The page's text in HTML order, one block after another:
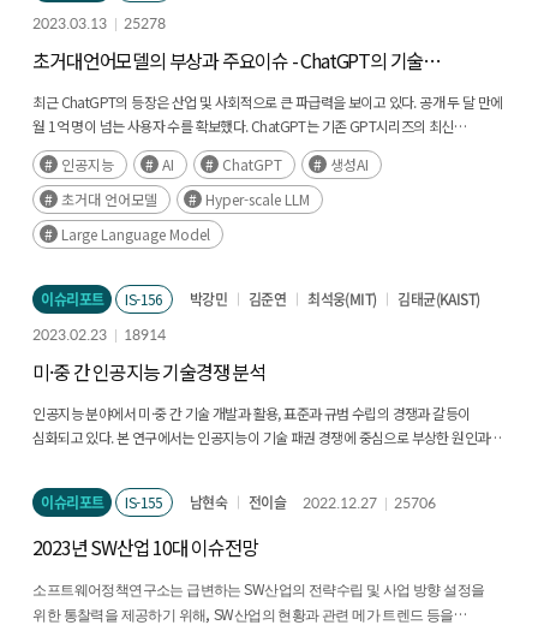
2023.03.13
25278
초거대언어모델의 부상과 주요이슈 - ChatGPT의 기술적
특징과 사회적‧산업적 시사점
최근 ChatGPT의 등장은 산업 및 사회적으로 큰 파급력을 보이고 있다. 공개 두 달 만에
월 1억 명이 넘는 사용자 수를 확보했다. ChatGPT는 기존 GPT시리즈의 최신
버전으로 1,750억 개의 파라미터를 갖추고 문서요약, 프로그래밍, 보고서 작성 등 사람
수준의 결과를 생성하는 대화형 언어모델이다. 애초 자연어처리를 목적으로 하는
언어모델이 점차 발전하여 초거대 인공지능(AI)이 되고, 이제 범용성까지 갖추는 상황에
도달했다. 글로벌 주요 기업들은 이 초거대 AI 시장을 선점하기 위해 다방면으로
각축전을 벌이고 있다. 한편, 오늘날의 초거대 AI는 분명 기술적 혁신을 이룩했지만,
언어모델의 기술적 변화양상과 특징, 활용성, 한계점 등을 짚어보고, 산업 및 사회적
영향력과 향후 방향을 논의해보고자 한다. Executive Summary The recent
appearance of ChatGPT is showing a great ripple effect on the industry and
society. Within two months of its release, it has attracted over 100 million
interactive language model with 175 billion parameters that generates human-
level results such as document summarization, programming, and report
model has gradually evolved to become a hyper-scale artificial intelligence(AI)
and has now reached the point of universality. Major global companies are
competing to dominate this market. Meanwhile, while today's hyper-scale AI is
certainly a technological breakthrough, it still faces many challenges. In this
report, we will examine the technological changes, features, utility, and
limitations of large-scale language models(LLMs), focusing on ChatGPT, and
인공지능 AI ChatGPT
생성AI
초거대 언어모델
Hyper-scale LLM
Large Language Model
이슈리포트 IS-156 박강민 김준연 최석웅(MIT)
김태균(KAIST)
2023.02.23
18914
미·중 간 인공지능 기술경쟁 분석
인공지능 분야에서 미·중 간 기술 개발과 활용, 표준과 규범 수립의 경쟁과 갈등이
심화되고 있다. 본 연구에서는 인공지능이 기술 패권 경쟁에 중심으로 부상한 원인과
이슈리포트 IS-155 남현숙 전이슬 2022.12.27 25706
2023년 SW산업 10대 이슈전망
소프트웨어정책연구소는 급변하는SW산업의 전략수립 및 사업 방향 설정을
위한 통찰력을 제공하기 위해, SW산업의 현황과 관련 메가 트렌드 등을